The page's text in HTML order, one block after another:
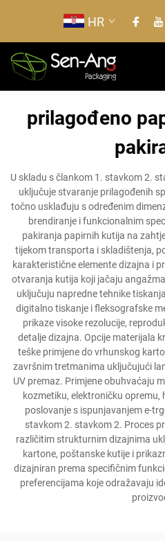
HR
prilagođeno
U skladu s člankom 1. stavkom 2.
uključuje stvaranje prilagođenih
točno usklađuju s određenim
brendiranje i funkcionalnim
pakiranja papirnih kutija na
tijekom transporta i skladištenja,
karakteristične elemente dizajna i
otvaranja kutija koji jačaju
uključuju napredne tehnike
digitalno tiskanje i fleksografske
prikaze visoke rezolucije,
detalje dizajna. Opcije materijala
teške primjene do vrhunskog
završnim tretmanima uključujući
UV premaz. Primjene obuhvaćaju
kozmetiku, elektroničku opremu,
poslovanje s ispunjavanjem e-
stavkom 2. stavkom 2. Proces
različitim strukturnim dizajnima
kartone, poštanske kutije i
dizajniran prema specifičnim
preferencijama koje odražavaju